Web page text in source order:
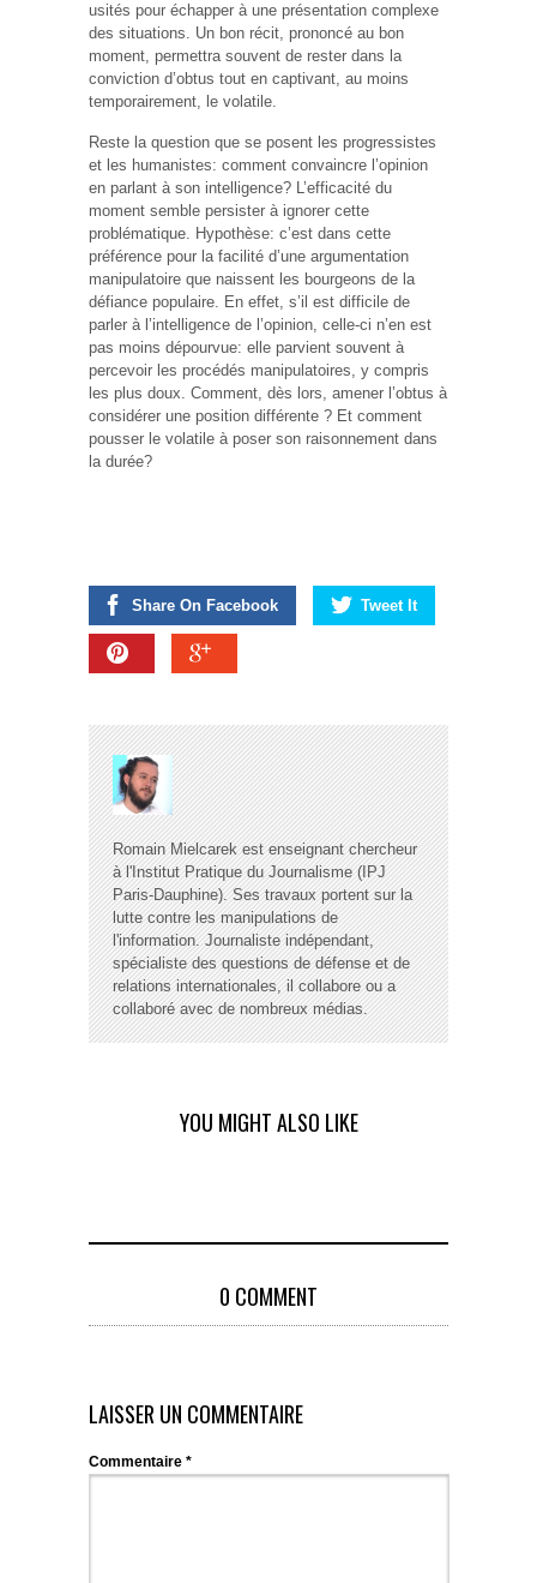
usités pour échapper à une présentation complexe
des situations. Un bon récit, prononcé au bon
moment, permettra souvent de rester dans la
conviction d’obtus tout en captivant, au moins
temporairement, le volatile.
Reste la question que se posent les progressistes
et les humanistes: comment convaincre l’opinion
en parlant à son intelligence? L’efficacité du
moment semble persister à ignorer cette
problématique. Hypothèse: c’est dans cette
préférence pour la facilité d’une argumentation
manipulatoire que naissent les bourgeons de la
défiance populaire. En effet, s’il est difficile de
parler à l’intelligence de l’opinion, celle-ci n’en est
pas moins dépourvue: elle parvient souvent à
percevoir les procédés manipulatoires, y compris
les plus doux. Comment, dès lors, amener l’obtus à
considérer une position différente ? Et comment
pousser le volatile à poser son raisonnement dans
la durée?
Share On Facebook Tweet It
Romain Mielcarek est enseignant chercheur
à l'Institut Pratique du Journalisme (IPJ
Paris-Dauphine). Ses travaux portent sur la
lutte contre les manipulations de
l'information. Journaliste indépendant,
spécialiste des questions de défense et de
relations internationales, il collabore ou a
collaboré avec de nombreux médias.
YOU MIGHT ALSO LIKE
0 COMMENT
LAISSER UN COMMENTAIRE
Commentaire *